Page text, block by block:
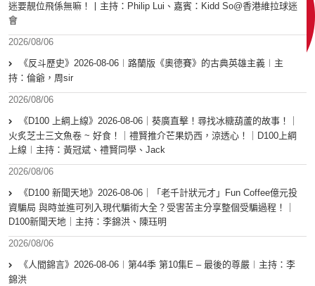
迷要靚位飛係無嘛！丨主持：Philip Lui、嘉賓：Kidd So@香港維拉球迷
會
2026/08/06
《反斗歷史》2026-08-06︱路蘭版《奧德賽》的古典英雄主義︱主
持：倫爺，周sir
2026/08/06
《D100 上綱上線》2026-08-06｜葵廣直擊！尋找冰糖葫蘆的故事！｜
火炙芝士三文魚卷 ~ 好食！｜禮賢推介芒果奶西，涼透心！｜D100上綱
上線︱主持：黃冠斌、禮賢同學、Jack
2026/08/06
《D100 新聞天地》2026-08-06｜「老千計狀元才」Fun Coffee億元投
資騙局 與時並進可列入現代騙術大全？受害苦主分享整個受騙過程！｜
D100新聞天地｜主持：李錦洪、陳珏明
2026/08/06
《人間錦言》2026-08-06︱第44季 第10集E – 最後的尊嚴︱主持：李
錦洪